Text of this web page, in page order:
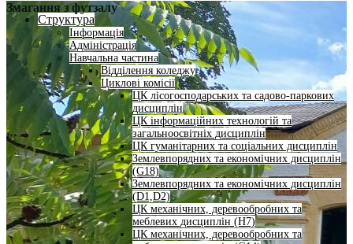
Структура
Інформація
Адміністрація
Навчальна частина
Відділення коледжу
Циклові комісії
ЦК лісогосподарських та садово-паркових
дисциплін
ЦК інформаційних технологій та
загальноосвітніх дисциплін
ЦК гуманітарних та соціальних дисциплін
Землевпорядних та економічних дисциплін
(G18)
Землевпорядних та економічних дисциплін
(D1,D2)
ЦК механічних, деревообробних та
меблевих дисциплін (H7)
ЦК механічних, деревообробних та
Змагання з футзалу